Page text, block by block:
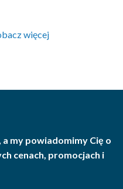
więcej
my powiadomimy Cię o
cenach, promocjach i